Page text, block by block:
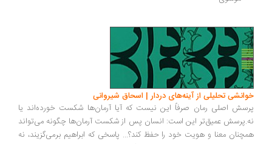
تحلیلی از آینه‌های دردار | اسحاق شیروانی
اصلی رمان صرفاً این نیست که آیا آرمان‌ها شکست خورده‌اند یا
عمیق‌تر این است: انسان پس از شکست آرمان‌ها چگونه می‌تواند
معنا و هویت خود را حفظ کند؟... پاسخی که ابراهیم برمی‌گزیند، نه